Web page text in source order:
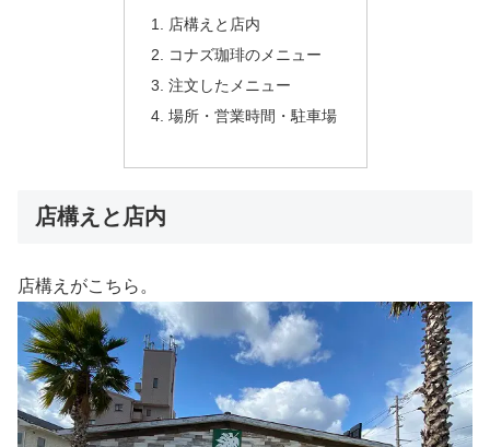
店構えと店内
コナズ珈琲のメニュー
注文したメニュー
場所・営業時間・駐車場
店構えと店内
店構えがこちら。